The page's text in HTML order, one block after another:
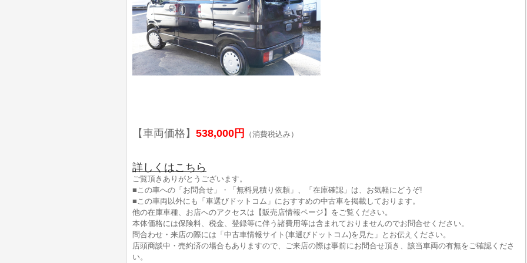
【車両価格】 538,000円 （消費税込み）
詳しくはこちら
ご覧頂きありがとうございます。
■この車への「お問合せ」・「無料見積り依頼」、「在庫確認」は、お気軽にどうぞ!
■この車両以外にも「車選びドットコム」におすすめの中古車を掲載しております。
他の在庫車種、お店へのアクセスは【販売店情報ページ】をご覧ください。
本体価格には保険料、税金、登録等に伴う諸費用等は含まれておりませんのでお問合せください。
問合わせ・来店の際には「中古車情報サイト(車選びドットコム)を見た」とお伝えください。
店頭商談中・売約済の場合もありますので、ご来店の際は事前にお問合せ頂き、該当車両の有無をご確認くださ
い。